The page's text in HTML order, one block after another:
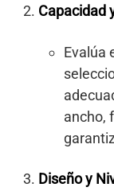
Capacidad
Evalúa
ancho,
Diseño y